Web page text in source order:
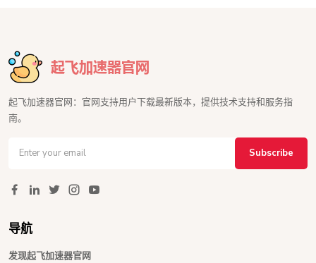
起飞加速器官网：官网支持用户下载最新版本，提供技术支持和服务指
南。
Subscribe
导航
发现起飞加速器官网